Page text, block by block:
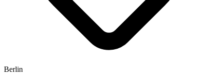
Berlin